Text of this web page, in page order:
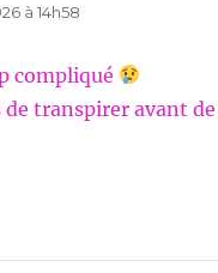
à 14h58
compliqué
de transpirer avant